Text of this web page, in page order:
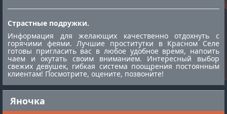
Яночка
Страстные подружки.
Информация для желающих качественно отдохнуть с
горячими феями. Лучшиепроститутки в Красном Селе
готовы пригласить вас в любое удобное время, напоить
чаем и окутать своим вниманием. Интересный выбор
свежих девушек, гибкая система поощрения постоянным
клиентам! Посмотрите, оцените, позвоните!